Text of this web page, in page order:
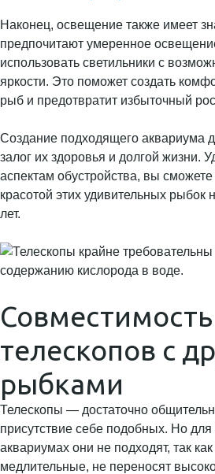
Наконец, освещение также имеет
предпочитают умеренное
использовать светильники с
яркости. Это поможет создать
рыб и предотвратит избыточный
Создание подходящего аквариума
залог их здоровья и долгой жизни.
аспектам обустройства, вы
красотой этих удивительных рыбок
лет.
Совместимость
телескопов с
рыбками
Телескопы — достаточно
присутствие себе подобных. Но
аквариумах они не подходят, так
медлительные, не переносят